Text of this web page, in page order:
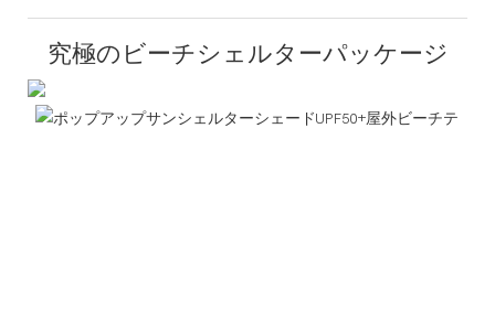
究極のビーチシェルターパッケージ